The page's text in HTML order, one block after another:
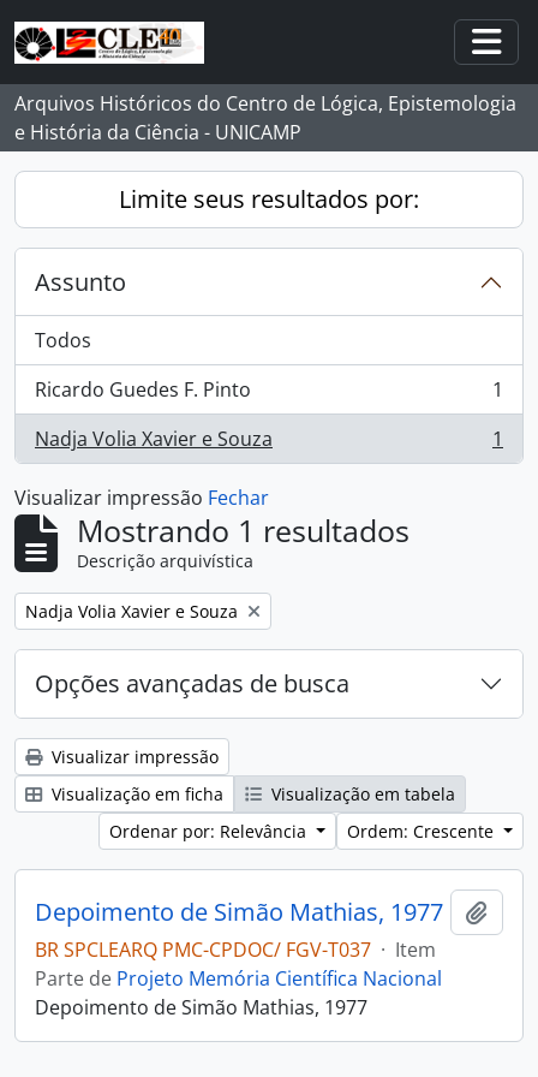
Skip to main content
Arquivos Históricos do Centro de Lógica, Epistemologia
e História da Ciência - UNICAMP
Limite seus resultados por:
Assunto
Todos
Ricardo Guedes F. Pinto
, 1 resultados
1
Nadja Volia Xavier e Souza
, 1 resultados 1
Visualizar impressão Fechar
Mostrando 1 resultados
Descrição arquivística
Remover filtro:
Nadja Volia Xavier e Souza
Opções avançadas de busca
Visualizar impressão
Visualização em ficha
Visualização em tabela
Ordenar por: Relevância
Ordem: Crescente
Depoimento de Simão Mathias, 1977
BR SPCLEARQ PMC-CPDOC/ FGV-T037 · Item
Parte de Projeto Memória Científica Nacional
Depoimento de Simão Mathias, 1977